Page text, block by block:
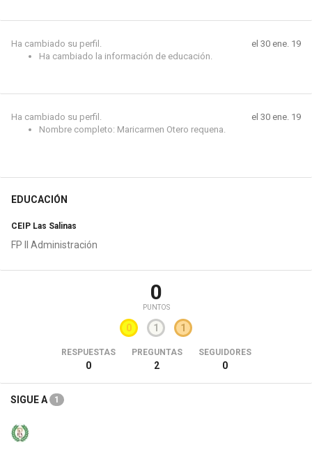
Ha cambiado su perfil.
Ha cambiado la información de educación.
el 30 ene. 19
Ha cambiado su perfil.
Nombre completo: Maricarmen Otero requena.
el 30 ene. 19
EDUCACIÓN
CEIP Las Salinas
FP II Administración
0
PUNTOS
0 1 1
RESPUESTAS
0
PREGUNTAS
2
SEGUIDORES
0
SIGUE A 1